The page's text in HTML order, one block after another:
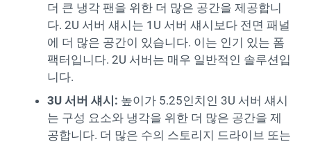
더 큰 냉각 팬을 위한 더 많은 공간을 제공합니
다. 2U 서버 섀시는 1U 서버 섀시보다 전면 패널
에 더 많은 공간이 있습니다. 이는 인기 있는 폼
팩터입니다. 2U 서버는 매우 일반적인 솔루션입
니다.
3U 서버 섀시: 높이가 5.25인치인 3U 서버 섀시
는 구성 요소와 냉각을 위한 더 많은 공간을 제
공합니다. 더 많은 수의 스토리지 드라이브 또는